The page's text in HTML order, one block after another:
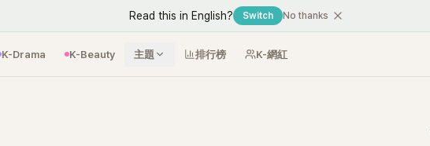
Read this in English? Switch No thanks
K-Drama K-Beauty 主題 排行榜 K-網紅